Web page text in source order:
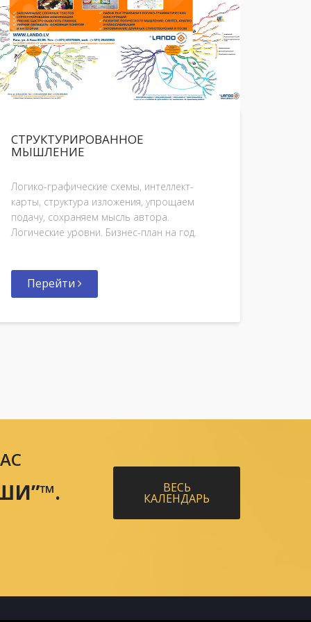
СТРУКТУРИРОВАННОЕ
МЫШЛЕНИЕ
Логико-графические схемы, интеллект-
карты, структура изложения, упрощаем
подачу, сохраняем мысль автора.
Логические уровни. Бизнес-план на год.
Перейти
ВЕСЬ
КАЛЕНДАРЬ